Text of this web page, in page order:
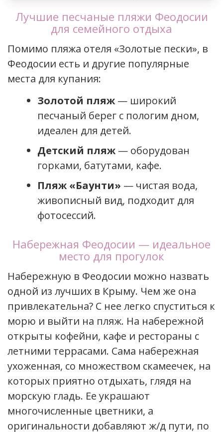
Лучшие песчаные пляжи Феодосии
для семейного отдыха
Помимо пляжа отеля «Золотые пески», в
Феодосии есть и другие популярные
места для купания:
Золотой пляж — широкий
песчаный берег с пологим дном,
идеален для детей.
Детский пляж — оборудован
горками, батутами, кафе.
Пляж «Баунти» — чистая вода,
живописный вид, подходит для
фотосессий.
Набережная Феодосии — идеальное
место для прогулок
Набережную в Феодосии можно назвать
одной из лучших в Крыму. Чем же она
привлекательна? С нее легко спуститься к
морю и выйти на пляж. На набережной
открыты кофейни, кафе и рестораны с
летними террасами. Сама набережная
ухоженная, со множеством скамеечек, на
которых приятно отдыхать, глядя на
морскую гладь. Ее украшают
многочисленные цветники, а
оригинальности добавляют ж/д пути, по